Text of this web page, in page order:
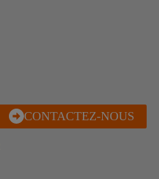
J'EN PROFITE
CONTACTEZ-NOUS